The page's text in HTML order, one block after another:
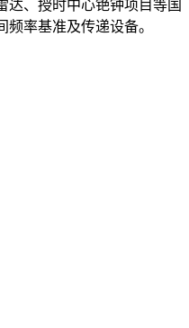
达、授时中心铯钟项目等国
率基准及传递设备。